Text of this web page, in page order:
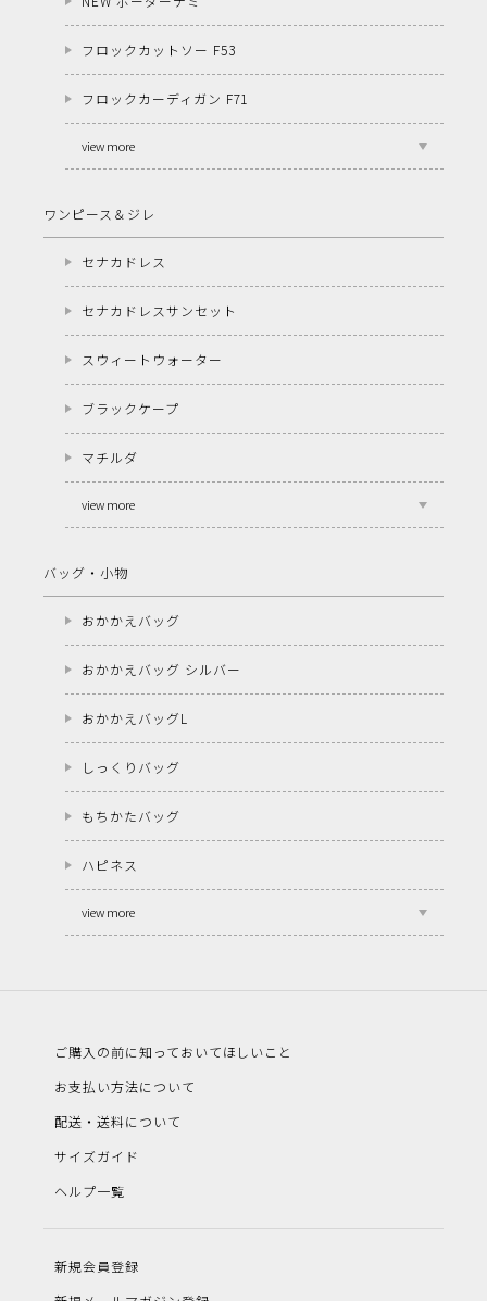
フロックカットソー F53
フロックカーディガン F71
view more
ワンピース＆ジレ
セナカドレス
セナカドレスサンセット
スウィートウォーター
ブラックケープ
マチルダ
view more
バッグ・小物
おかかえバッグ
おかかえバッグ シルバー
おかかえバッグL
しっくりバッグ
もちかたバッグ
ハピネス
view more
ご購入の前に知っておいてほしいこと
お支払い方法について
配送・送料について
サイズガイド
ヘルプ一覧
新規会員登録